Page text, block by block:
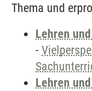
Thema und
Lehren
-
Lehren